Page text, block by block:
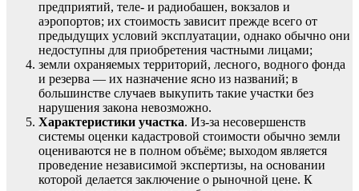
предприятий, теле- и радиобашен, вокзалов и
аэропортов; их стоимость зависит прежде всего от
предыдущих условий эксплуатации, однако обычно они
недоступны для приобретения частными лицами;
земли охраняемых территорий, лесного, водного фонда
и резерва — их назначение ясно из названий; в
большинстве случаев выкупить такие участки без
нарушения закона невозможно.
Характеристики участка. Из-за несовершенств
системы оценки кадастровой стоимости обычно земли
оцениваются не в полном объёме; выходом является
проведение независимой экспертизы, на основании
которой делается заключение о рыночной цене. К